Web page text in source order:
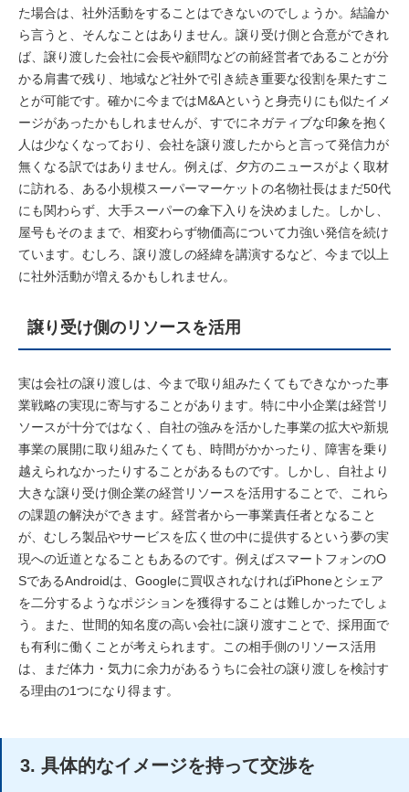
た場合は、社外活動をすることはできないのでしょうか。結論か
ら言うと、そんなことはありません。譲り受け側と合意ができれ
ば、譲り渡した会社に会長や顧問などの前経営者であることが分
かる肩書で残り、地域など社外で引き続き重要な役割を果たすこ
とが可能です。確かに今まではM&Aというと身売りにも似たイメ
ージがあったかもしれませんが、すでにネガティブな印象を抱く
人は少なくなっており、会社を譲り渡したからと言って発信力が
無くなる訳ではありません。例えば、夕方のニュースがよく取材
に訪れる、ある小規模スーパーマーケットの名物社長はまだ50代
にも関わらず、大手スーパーの傘下入りを決めました。しかし、
屋号もそのままで、相変わらず物価高について力強い発信を続け
ています。むしろ、譲り渡しの経緯を講演するなど、今まで以上
に社外活動が増えるかもしれません。
譲り受け側のリソースを活用
実は会社の譲り渡しは、今まで取り組みたくてもできなかった事
業戦略の実現に寄与することがあります。特に中小企業は経営リ
ソースが十分ではなく、自社の強みを活かした事業の拡大や新規
事業の展開に取り組みたくても、時間がかかったり、障害を乗り
越えられなかったりすることがあるものです。しかし、自社より
大きな譲り受け側企業の経営リソースを活用することで、これら
の課題の解決ができます。経営者から一事業責任者となること
が、むしろ製品やサービスを広く世の中に提供するという夢の実
現への近道となることもあるのです。例えばスマートフォンのO
SであるAndroidは、Googleに買収されなければiPhoneとシェア
を二分するようなポジションを獲得することは難しかったでしょ
う。また、世間的知名度の高い会社に譲り渡すことで、採用面で
も有利に働くことが考えられます。この相手側のリソース活用
は、まだ体力・気力に余力があるうちに会社の譲り渡しを検討す
る理由の1つになり得ます。
3. 具体的なイメージを持って交渉を